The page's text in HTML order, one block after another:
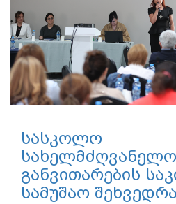
სასკოლო
განვითარების
სამუშაო